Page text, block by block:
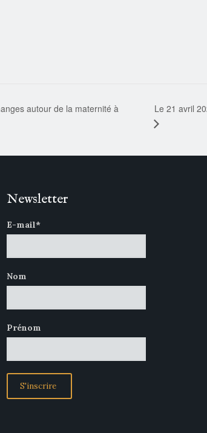
autour de la maternité à
Le 21 avril
Newsletter
E-mail*
Nom
Prénom